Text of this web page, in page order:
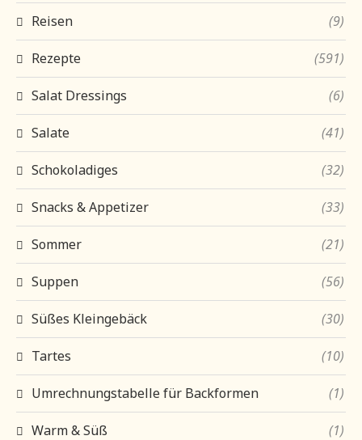
Reisen (9)
Rezepte (591)
Salat Dressings (6)
Salate (41)
Schokoladiges (32)
Snacks & Appetizer (33)
Sommer (21)
Suppen (56)
Süßes Kleingebäck (30)
Tartes (10)
Umrechnungstabelle für Backformen (1)
Warm & Süß (1)